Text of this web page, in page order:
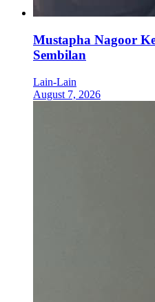
Mustapha Nagoor
Sembilan
Lain-Lain
August 7, 2026